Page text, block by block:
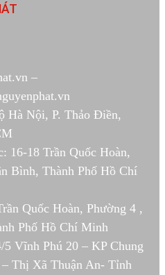
–
Hà Nội, P. Thảo Điền,
16-18 Trần Quốc Hoàn,
Bình, Thành Phố Hồ Chí
Quốc Hoàn, Phường 4 ,
Phố Hồ Chí Minh
5 Vĩnh Phú 20 – KP Chung
Thị Xã Thuận An- Tỉnh